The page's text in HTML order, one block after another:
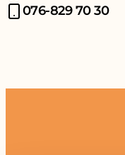
076-829 70 30